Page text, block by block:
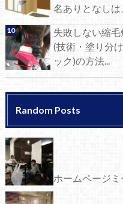
名ありとなしは
失敗しない縮
(技術・塗り分
ック)の方法...
Random Posts
ホームページ